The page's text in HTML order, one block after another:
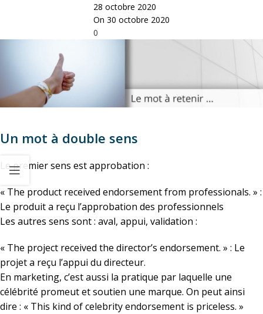
28 octobre 2020
On 30 octobre 2020
0
Un mot à double sens
Le premier sens est approbation :
« The product received endorsement from professionals. » :
Le produit a reçu l’approbation des professionnels
Les autres sens sont : aval, appui, validation :
« The project received the director’s endorsement. » : Le
projet a reçu l’appui du directeur.
En marketing, c’est aussi la pratique par laquelle une
célébrité promeut et soutien une marque. On peut ainsi
dire : « This kind of celebrity endorsement is priceless. »